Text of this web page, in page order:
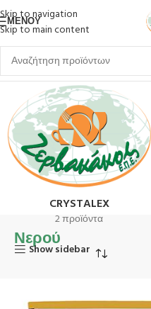
Skip to navigation
Skip to main content
ΜΕΝΟΎ
Αρχική σελίδα Ποτήρια Κολωνάτα
CRYSTALEX
2 προϊόντα
Νερού
Show sidebar